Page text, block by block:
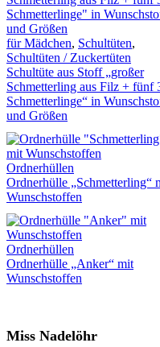
für Mädchen, Schultüten,
Schultüten / Zuckertüten
Schultüte aus Stoff „großer
Schmetterling aus Filz + fünf
Schmetterlinge“ in
und Größen
Ordnerhüllen
Ordnerhülle „Schmetterling“
Wunschstoffen
Ordnerhüllen
Ordnerhülle „Anker“ mit
Wunschstoffen
Miss Nadelöhr